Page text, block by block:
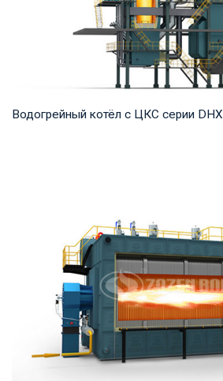
Водогрейный котёл с ЦКС серии DHX